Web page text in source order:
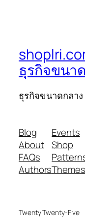
ธุรกิจขนา
ธุรกิจขนาดกลา
Blog
About
FAQs
Authors
Events
Shop
Themes
Twenty Twenty-Five